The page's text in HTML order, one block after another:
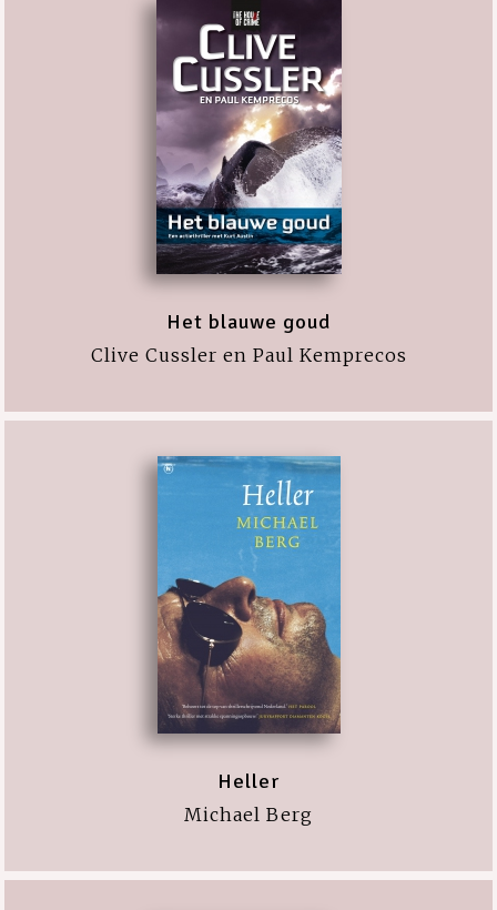
Het blauwe goud
Clive Cussler en Paul Kemprecos
Heller
Michael Berg